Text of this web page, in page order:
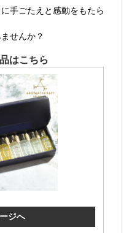
手ごたえと感動をもたら
せんか？
はこちら
ジへ